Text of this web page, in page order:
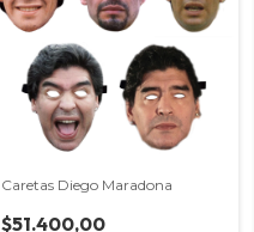
Caretas Diego Maradona
$51.400,00